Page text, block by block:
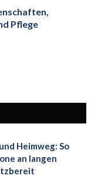
Pflege
Heimweg: So
an langen